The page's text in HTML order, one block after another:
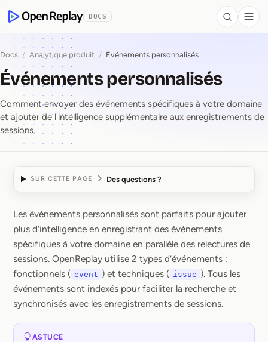
OpenReplay
DOCS Search
Docs / Analytique produit / Événements personnalisés
Événements personnalisés
Comment envoyer des événements spécifiques à votre domaine
et ajouter de l'intelligence supplémentaire aux enregistrements de
sessions.
SUR CETTE PAGE Des questions ?
Événements
Les événements personnalisés sont parfaits pour ajouter
plus d’intelligence en enregistrant des événements
spécifiques à votre domaine en parallèle des relectures de
sessions. OpenReplay utilise 2 types d’événements :
fonctionnels ( event ) et techniques ( issue ). Tous les
événements sont indexés pour faciliter la recherche et
synchronisés avec les enregistrements de sessions.
ASTUCE